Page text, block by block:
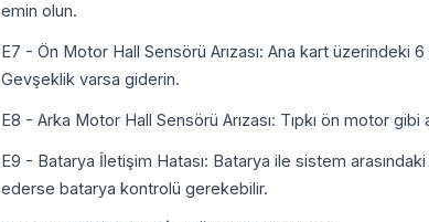
emin olun.
E7 - Ön Motor Hall Sensörü Arızası: Ana kart
Gevşeklik varsa giderin.
E8 - Arka Motor Hall Sensörü Arızası: Tıpkı ön motor
E9 - Batarya İletişim Hatası: Batarya ile sistem
ederse batarya kontrolü gerekebilir.